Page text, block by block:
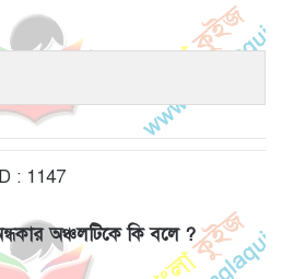
: 1147
অঞ্চলটিকে কি বলে ?